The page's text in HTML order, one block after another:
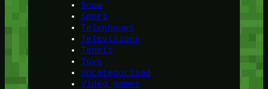
Snow
Sport
Telephones
Televisions
Tennis
Toys
Uncategorised
Video games